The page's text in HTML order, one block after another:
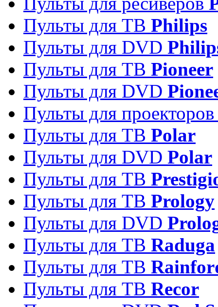
Пульты для ТВ Philips
Пульты для DVD
Пульты для ТВ Pioneer
Пульты для DVD
Пульты для
Пульты для ТВ Polar
Пульты для DVD Polar
Пульты для ТВ
Пульты для ТВ Prology
Пульты для DVD
Пульты для ТВ Raduga
Пульты для ТВ
Пульты для ТВ Recor